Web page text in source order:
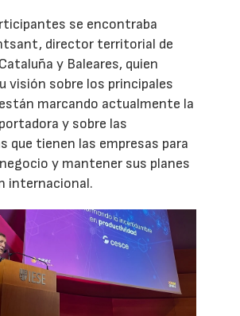
se encontraba
director territorial de
y Baleares, quien
visión sobre los principales
marcando actualmente la
y sobre las
que tienen las empresas para
y mantener sus planes
internacional.